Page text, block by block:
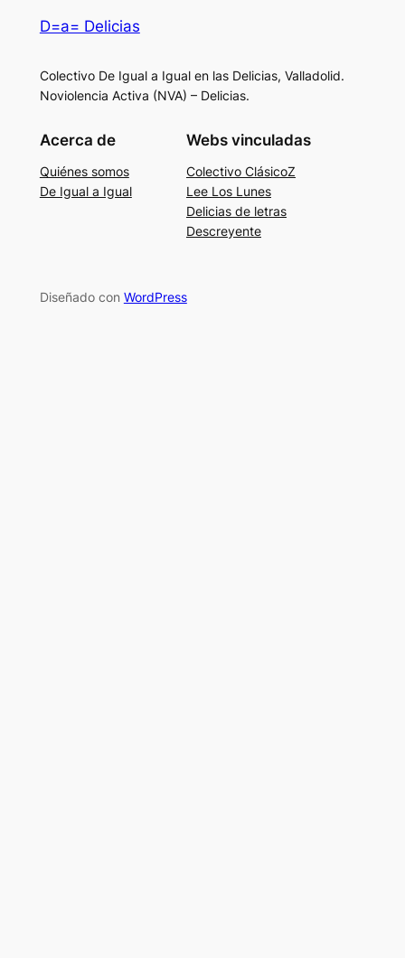
D=a= Delicias
Colectivo De Igual a Igual en las Delicias, Valladolid.
Noviolencia Activa (NVA) – Delicias.
Acerca de
Quiénes somos
De Igual a Igual
Webs vinculadas
Colectivo ClásicoZ
Lee Los Lunes
Delicias de letras
Descreyente
Diseñado con WordPress